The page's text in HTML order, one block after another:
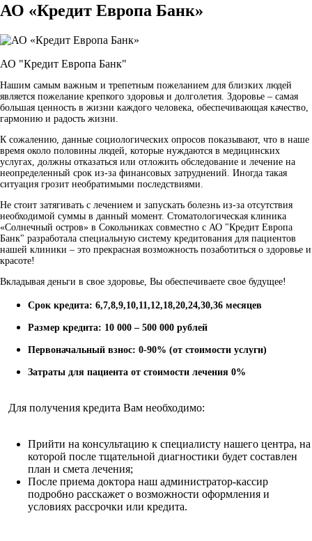
АО «Кредит Европа Банк»
АО "Кредит Европа Банк"
Нашим самым важным и трепетным пожеланием для близких людей
является пожелание крепкого здоровья и долголетия. Здоровье – самая
большая ценность в жизни каждого человека, обеспечивающая качество,
гармонию и радость жизни.
К сожалению, данные социологических опросов показывают, что в наше
время около половины людей, которые нуждаются в медицинских
услугах, должны отказаться или отложить обследование и лечение на
неопределенный срок из-за финансовых затруднений. Иногда такая
ситуация грозит необратимыми последствиями.
Не стоит затягивать с лечением и запускать болезнь из-за отсутствия
необходимой суммы в данный момент. Стоматологическая клиника
«Солнечный остров» в Сокольниках совместно с АО "Кредит Европа
Банк" разработала специальную систему кредитования для пациентов
нашей клиники – это прекрасная возможность позаботиться о здоровье и
красоте!
Вкладывая деньги в свое здоровье, Вы обеспечиваете свое будущее!
Срок кредита: 6,7,8,9,10,11,12,18,20,24,30,36 месяцев
Размер кредита: 10 000 – 500 000 рублей
Первоначальный взнос: 0-90% (от стоимости услуги)
Затраты для пациента от стоимости лечения 0%
Для получения кредита Вам необходимо:
Прийти на консультацию к специалисту нашего центра, на
которой после тщательной диагностики будет составлен
план и смета лечения;
После приема доктора наш администратор-кассир
подробно расскажет о возможности оформления и
условиях рассрочки или кредита.